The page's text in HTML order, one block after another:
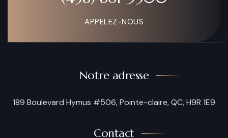
APPELEZ-NOUS
Notre adresse
189 Boulevard Hymus #506, Pointe-claire, QC, H9R 1E9
Contact